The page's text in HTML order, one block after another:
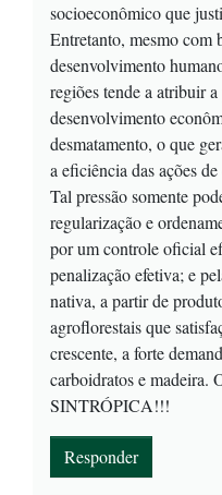
socioeconômico que
Entretanto, mesmo com
desenvolvimento
regiões tende a atribuir
desenvolvimento
desmatamento, o que
a eficiência das ações
Tal pressão somente
regularização e
por um controle oficial
penalização efetiva; e
nativa, a partir de
agroflorestais que
crescente, a forte
carboidratos e
SINTRÓPICA!!!
Responder